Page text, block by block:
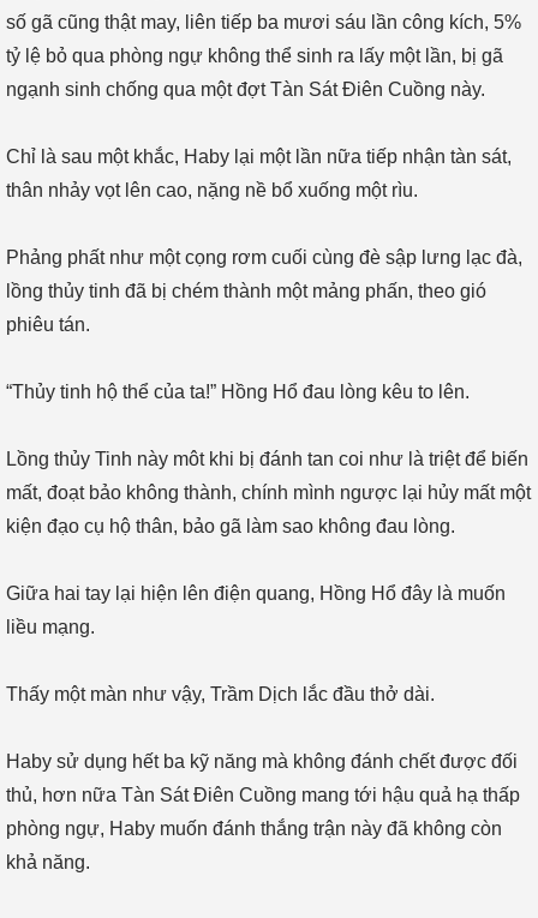
số gã cũng thật may, liên tiếp ba mươi sáu lần công kích, 5%
tỷ lệ bỏ qua phòng ngự không thể sinh ra lấy một lần, bị gã
ngạnh sinh chống qua một đợt Tàn Sát Điên Cuồng này.
Chỉ là sau một khắc, Haby lại một lần nữa tiếp nhận tàn sát,
thân nhảy vọt lên cao, nặng nề bổ xuống một rìu.
Phảng phất như một cọng rơm cuối cùng đè sập lưng lạc đà,
lồng thủy tinh đã bị chém thành một mảng phấn, theo gió
phiêu tán.
“Thủy tinh hộ thể của ta!” Hồng Hổ đau lòng kêu to lên.
Lồng thủy Tinh này môt khi bị đánh tan coi như là triệt để biến
mất, đoạt bảo không thành, chính mình ngược lại hủy mất một
kiện đạo cụ hộ thân, bảo gã làm sao không đau lòng.
Giữa hai tay lại hiện lên điện quang, Hồng Hổ đây là muốn
liều mạng.
Thấy một màn như vậy, Trầm Dịch lắc đầu thở dài.
Haby sử dụng hết ba kỹ năng mà không đánh chết được đối
thủ, hơn nữa Tàn Sát Điên Cuồng mang tới hậu quả hạ thấp
phòng ngự, Haby muốn đánh thắng trận này đã không còn
khả năng.